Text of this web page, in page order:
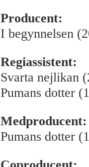
Producent:
I begynnelsen
Regiassistent:
Svarta nejlikan
Pumans dotter
Medproducent:
Pumans dotter